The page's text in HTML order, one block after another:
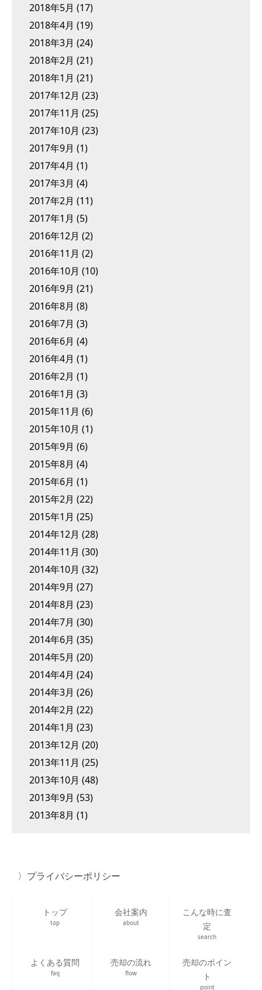
2018年5月 (17)
2018年4月 (19)
2018年3月 (24)
2018年2月 (21)
2018年1月 (21)
2017年12月 (23)
2017年11月 (25)
2017年10月 (23)
2017年9月 (1)
2017年4月 (1)
2017年3月 (4)
2017年2月 (11)
2017年1月 (5)
2016年12月 (2)
2016年11月 (2)
2016年10月 (10)
2016年9月 (21)
2016年8月 (8)
2016年7月 (3)
2016年6月 (4)
2016年4月 (1)
2016年2月 (1)
2016年1月 (3)
2015年11月 (6)
2015年10月 (1)
2015年9月 (6)
2015年8月 (4)
2015年6月 (1)
2015年2月 (22)
2015年1月 (25)
2014年12月 (28)
2014年11月 (30)
2014年10月 (32)
2014年9月 (27)
2014年8月 (23)
2014年7月 (30)
2014年6月 (35)
2014年5月 (20)
2014年4月 (24)
2014年3月 (26)
2014年2月 (22)
2014年1月 (23)
2013年12月 (20)
2013年11月 (25)
2013年10月 (48)
2013年9月 (53)
2013年8月 (1)
プライバシーポリシー
トップ
top
会社案内
about
こんな時に査
定
search
よくある質問
faq
売却の流れ
flow
売却のポイン
ト
point